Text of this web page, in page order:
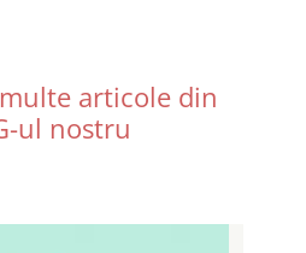
articole din
ul nostru